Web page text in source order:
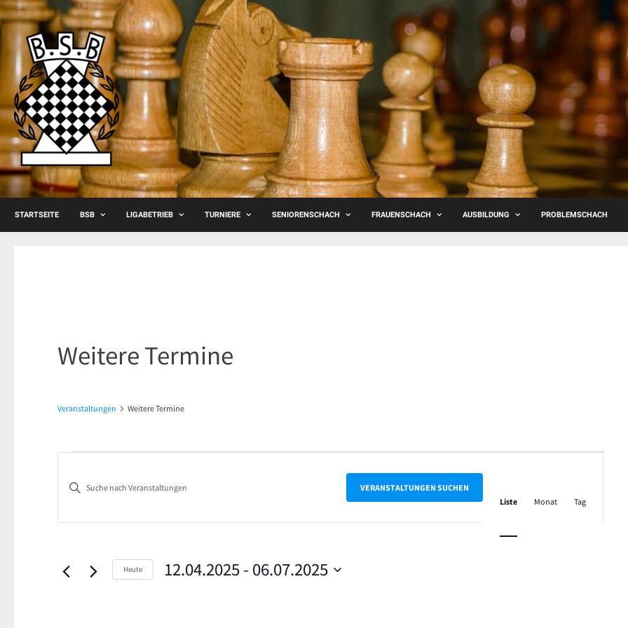
Skip
to
content
STARTSEITE BSB LIGABETRIEB TURNIERE SENIORENSCHACH FRAUENSCHACH AUSBILDUNG PROBLEMSCHACH
Weitere Termine
Veranstaltungen Weitere Termine
Suche
und
Ansichten,
Navigation
Bitte
eingeben.
nach
Veranstaltungen
VERANSTALTUNGEN SUCHEN
Navigation
Liste Monat Tag
Heute 12.04.2025 - 06.07.2025